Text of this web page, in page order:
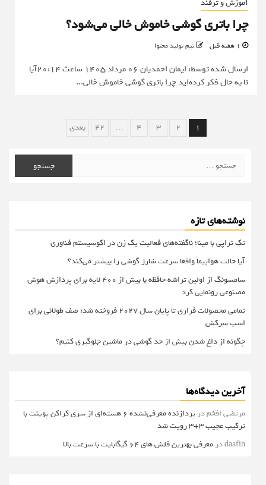
آموزش و ترفند
چرا باتری گوشی خاموش خالی می‌شود؟
تیم تولید محتوا
ارسال شده توسط: ایمان احمدیان 06 مرداد 1405 ساعت 20:14آیا
تا به حال فکر کرده‌اید چرا باتری گوشی خاموش خالی...
صفحه‌بندی
1
2
3
4
…
42 بعدی
برای:
نوشته‌های تازه
تک تراپی با مینا؛ ناگفته‌های فعالیت یک زن در اکوسیستم فناوری
آیا حالت هواپیما واقعا سرعت شارژ گوشی را بیشتر می‌کند؟
سامسونگ از اولین تراشه حافظه با بیش از ۴۰۰ لایه برای پردازش هوش
مصنوعی رونمایی کرد
تمامی محصولات فراری تا پایان سال ۲۰۲۷ فروخته شد؛ صف طولانی برای
اسب سرکش
چگونه از داغ شدن بیش از حد گوشی در ماشین جلوگیری کنیم؟
آخرین دیدگاه‌ها
مرتضی افخمدر
پردازنده معرفی‌نشده 6 هسته‌ای از سری کراکن پوینت با
ترکیب عجیب 3+3 رویت شد
daafinدر معرفی بهترین فلش های 64 گیگابایت با سرعت بالا